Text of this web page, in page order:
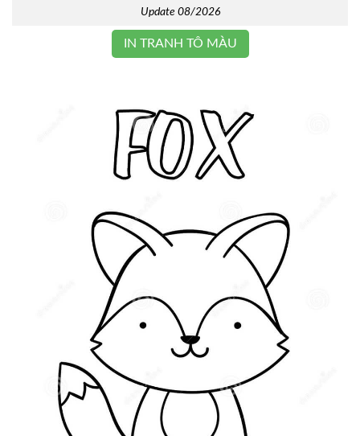
Update 08/2026
IN TRANH TÔ MÀU